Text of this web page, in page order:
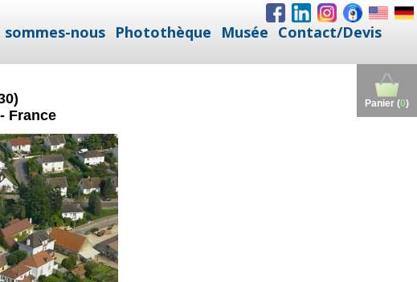
sommes-nous Photothèque Musée Contact/Devis